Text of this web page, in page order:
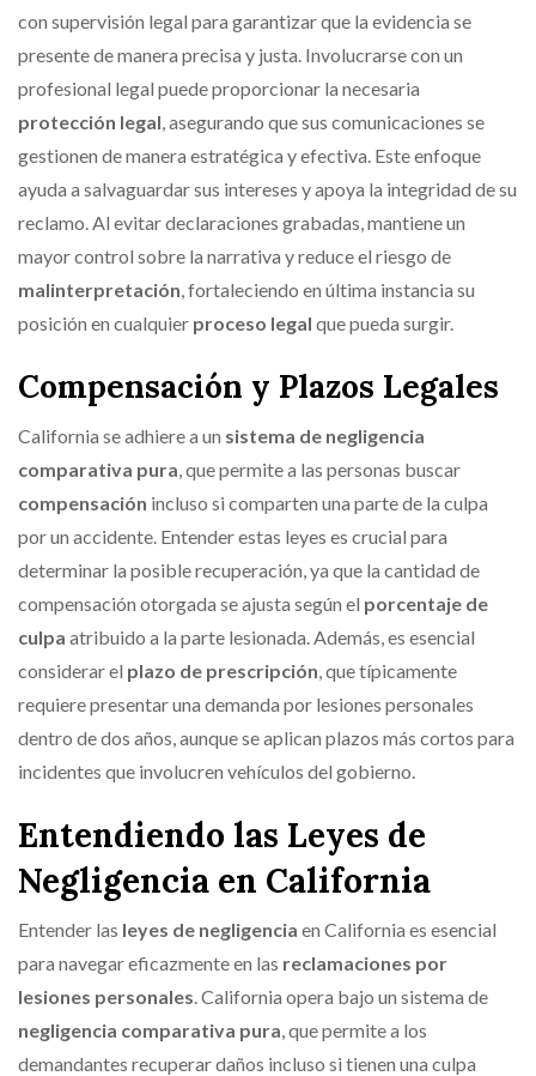
con supervisión legal para garantizar que la evidencia se
presente de manera precisa y justa. Involucrarse con un
profesional legal puede proporcionar la necesaria
protección legal , asegurando que sus comunicaciones se
gestionen de manera estratégica y efectiva. Este enfoque
ayuda a salvaguardar sus intereses y apoya la integridad de su
reclamo. Al evitar declaraciones grabadas, mantiene un
mayor control sobre la narrativa y reduce el riesgo de
malinterpretación , fortaleciendo en última instancia su
posición en cualquier proceso legal que pueda surgir.
Compensación y Plazos Legales
California se adhiere a un sistema de negligencia
comparativa pura , que permite a las personas buscar
compensación incluso si comparten una parte de la culpa
por un accidente. Entender estas leyes es crucial para
determinar la posible recuperación, ya que la cantidad de
compensación otorgada se ajusta según el porcentaje de
culpa atribuido a la parte lesionada. Además, es esencial
considerar el plazo de prescripción , que típicamente
requiere presentar una demanda por lesiones personales
dentro de dos años, aunque se aplican plazos más cortos para
incidentes que involucren vehículos del gobierno.
Entendiendo las Leyes de
Negligencia en California
Entender las leyes de negligencia en California es esencial
para navegar eficazmente en las reclamaciones por
lesiones personales . California opera bajo un sistema de
negligencia comparativa pura , que permite a los
demandantes recuperar daños incluso si tienen una culpa